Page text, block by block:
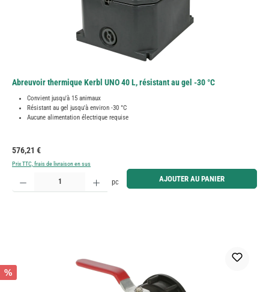
Abreuvoir thermique Kerbl UNO 40 L, résistant au gel -30 °C
Convient jusqu'à 15 animaux
Résistant au gel jusqu'à environ -30 °C
Aucune alimentation électrique requise
Prix régulier :
576,21 €
Prix TTC, frais de livraison en sus
Quantité de produit : Entrez la quantité souhaitée ou utilisez les boutons pour augmenter ou
pc AJOUTER AU PANIER
%